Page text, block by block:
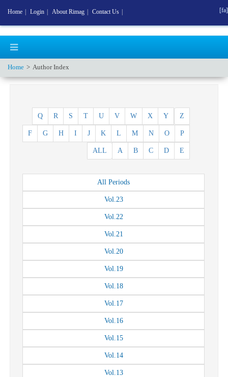
Home Author Index
Z
Y
X
W
V
U
T
S
R
Q
P
O
N
M
L
K
J
I
H
G
F
E
D
C
B
A
ALL
All Periods
Vol.23
Vol.22
Vol.21
Vol.20
Vol.19
Vol.18
Vol.17
Vol.16
Vol.15
Vol.14
Vol.13
Home Login About Rimag Contact Us [fa]